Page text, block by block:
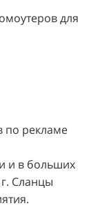
для
по рекламе
и в больших
Сланцы